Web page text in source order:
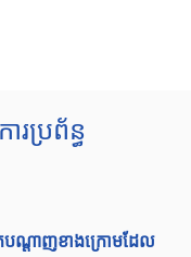
រប្រព័ន្ធ
កបណ្ដាញខាងក្រោមដែល